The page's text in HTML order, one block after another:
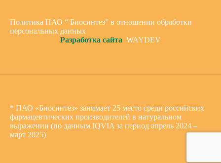
Политика ПАО “ Биосинтез” в отношении обработки
персональных данных
Разработка сайта WAYDEV
* ПАО «Биосинтез» занимает 25 место среди российских
фармацевтических производителей в натуральном
выражении (по данным IQVIA за период апрель 2024 –
март 2025)